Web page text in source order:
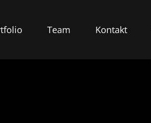
Team Kontakt